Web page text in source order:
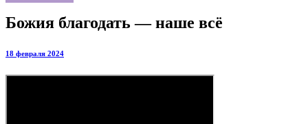
Божия благодать — наше всё
18 февраля 2024